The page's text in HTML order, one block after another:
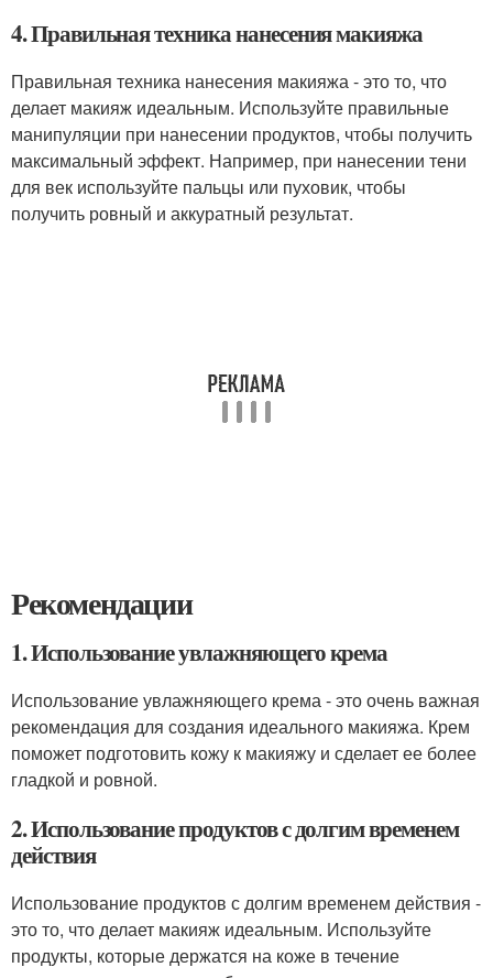
4. Правильная техника нанесения макияжа
Правильная техника нанесения макияжа - это то, что
делает макияж идеальным. Используйте правильные
манипуляции при нанесении продуктов, чтобы получить
максимальный эффект. Например, при нанесении тени
для век используйте пальцы или пуховик, чтобы
получить ровный и аккуратный результат.
Рекомендации
1. Использование увлажняющего крема
Использование увлажняющего крема - это очень важная
рекомендация для создания идеального макияжа. Крем
поможет подготовить кожу к макияжу и сделает ее более
гладкой и ровной.
2. Использование продуктов с долгим временем
действия
Использование продуктов с долгим временем действия -
это то, что делает макияж идеальным. Используйте
продукты, которые держатся на коже в течение